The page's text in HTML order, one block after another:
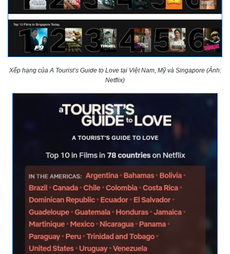
Xếp hạng của A Tourist’s Guide to Love tại Việt Nam, Mỹ và Singapore (Ảnh:
Netflix)